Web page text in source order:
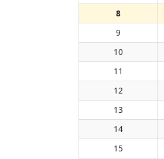
8
9
10
11
12
13
14
15